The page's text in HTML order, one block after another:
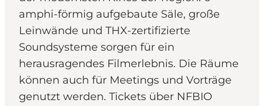
amphi-förmig aufgebaute Säle, große
Leinwände und THX-zertifizierte
Soundsysteme sorgen für ein
herausragendes Filmerlebnis. Die Räume
können auch für Meetings und Vorträge
genutzt werden. Tickets über NFBIO